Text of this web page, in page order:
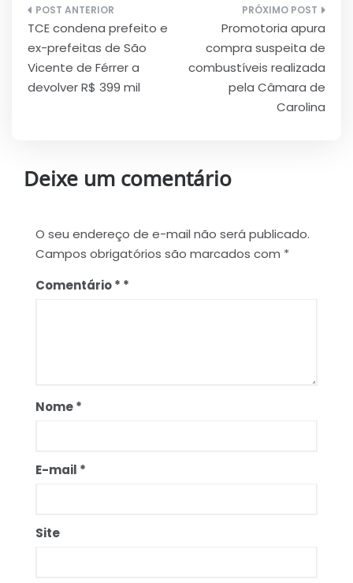
Navegação
de
Post
TCE condena prefeito e
ex-prefeitas de São
Vicente de Férrer a
devolver R$ 399 mil
Promotoria apura
compra suspeita de
combustíveis realizada
pela Câmara de
Carolina
Deixe um comentário
O seu endereço de e-mail não será publicado.
Campos obrigatórios são marcados com *
Comentário*
Nome*
E-mail *
Site